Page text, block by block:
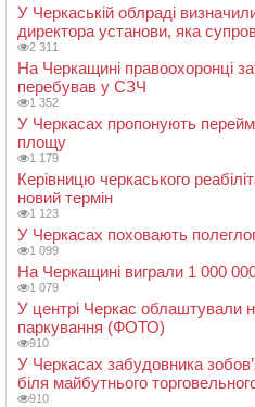
У Черкаській облраді
директора установи, яка
2 311
На Черкащині правоохоронці
перебував у СЗЧ
1 352
У Черкасах пропонують
площу
1 179
Керівницю черкаського
новий термін
1 123
У Черкасах поховають
1 099
На Черкащині виграли 1 000
1 079
У центрі Черкас облаштували
паркування (ФОТО)
910
У Черкасах забудовника
біля майбутнього
910